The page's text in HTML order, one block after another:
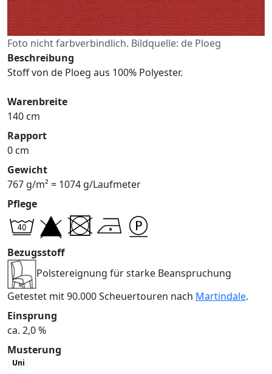
Foto nicht farbverbindlich. Bildquelle: de Ploeg
Beschreibung
Stoff von de Ploeg aus 100% Polyester.
Warenbreite
140 cm
Rapport
0 cm
Gewicht
767 g/m² = 1074 g/Laufmeter
Pflege
Bezugsstoff
Polstereignung für starke Beanspruchung
Getestet mit 90.000 Scheuertouren nach Martindale.
Einsprung
ca. 2,0 %
Musterung
Uni